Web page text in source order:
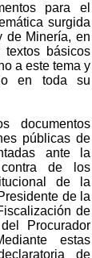
para el
surgida
de Minería, en
básicos
a este tema y
en toda su
documentos
públicas de
ante la
de los
de la
de la
de
Procurador
estas
de